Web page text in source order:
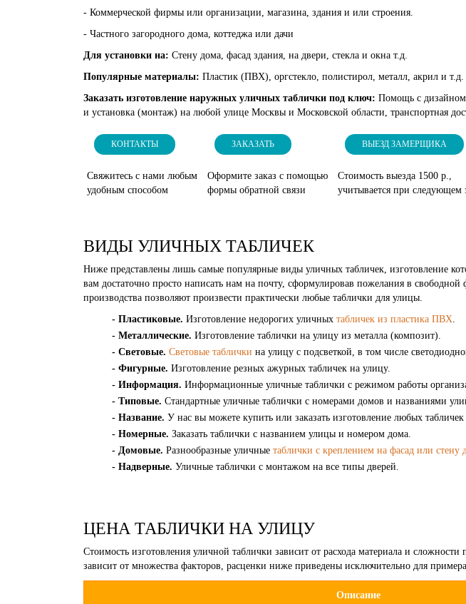
- Коммерческой фирмы или организации, магазина, здания и или строения.
- Частного загородного дома, коттеджа или дачи
Для установки на: Стену дома, фасад здания, на двери, стекла и окна т.д.
Популярные материалы: Пластик (ПВХ), оргстекло, полистирол, металл, акрил и т.д.
Заказать изготовление наружных уличных таблички под ключ: Помощь с дизайном
и установка (монтаж) на любой улице Москвы и Московской области, транспортная
КОНТАКТЫ
Свяжитесь с нами любым
удобным способом
ЗАКАЗАТЬ
Оформите заказ с помощью
формы обратной связи
ВЫЕЗД ЗАМЕРЩИКА
Стоимость выезда 1500 р.,
учитывается при следующем
ВИДЫ УЛИЧНЫХ ТАБЛИЧЕК
Ниже представлены лишь самые популярные виды уличных табличек, изготовление
вам достаточно просто написать нам на почту, сформулировав пожелания в
производства позволяют произвести практически любые таблички для улицы.
- Пластиковые. Изготовление недорогих уличных табличек из пластика ПВХ.
- Металлические. Изготовление таблички на улицу из металла (композит).
- Световые. Световые таблички на улицу с подсветкой, в том числе
- Фигурные. Изготовление резных ажурных табличек на улицу.
- Информация. Информационные уличные таблички с режимом работы
- Типовые. Стандартные уличные таблички с номерами домов и названиями
- Название. У нас вы можете купить или заказать изготовление любых
- Номерные. Заказать таблички с названием улицы и номером дома.
- Домовые. Разнообразные уличные таблички с креплением на фасад или стену
- Надверные. Уличные таблички с монтажом на все типы дверей.
ЦЕНА ТАБЛИЧКИ НА УЛИЦУ
Стоимость изготовления уличной таблички зависит от расхода материала и
зависит от множества факторов, расценки ниже приведены исключительно для
Описание